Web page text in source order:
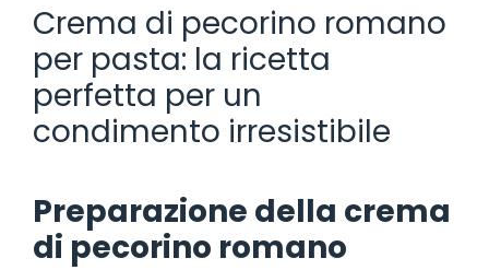
Crema di pecorino romano
per pasta: la ricetta
perfetta per un
condimento irresistibile
Preparazione della crema
di pecorino romano